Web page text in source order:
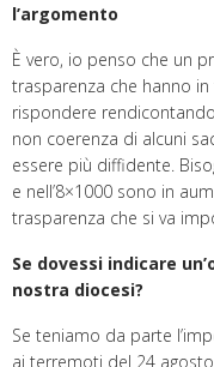
l’argomento
È vero, io penso che un
trasparenza che hanno
rispondere
non coerenza di alcuni
essere più diffidente.
e nell’8×1000 sono in
trasparenza che si va
Se dovessi indicare
nostra diocesi?
Se teniamo da parte
ai terremoti del 24